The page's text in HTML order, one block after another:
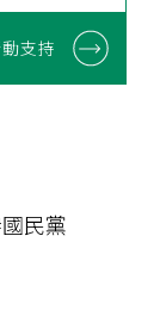
支持
民黨